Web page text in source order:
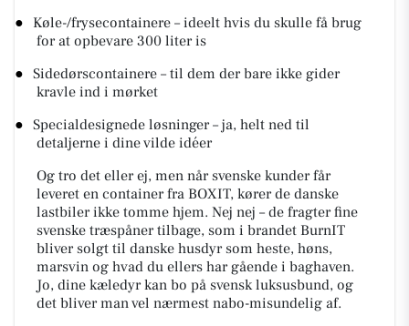
● Køle-/frysecontainere – ideelt hvis du skulle få brug
for at opbevare 300 liter is
● Sidedørscontainere – til dem der bare ikke gider
kravle ind i mørket
● Specialdesignede løsninger – ja, helt ned til
detaljerne i dine vilde idéer
Og tro det eller ej, men når svenske kunder får
leveret en container fra BOXIT, kører de danske
lastbiler ikke tomme hjem. Nej nej – de fragter fine
svenske træspåner tilbage, som i brandet BurnIT
bliver solgt til danske husdyr som heste, høns,
marsvin og hvad du ellers har gående i baghaven.
Jo, dine kæledyr kan bo på svensk luksusbund, og
det bliver man vel nærmest nabo-misundelig af.